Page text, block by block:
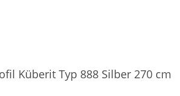
Küberit Typ 888 Silber 270 cm